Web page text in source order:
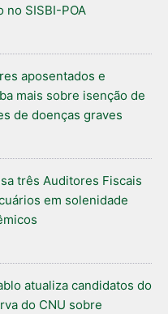
no SISBI-POA
aposentados e
mais sobre isenção de
de doenças graves
três Auditores Fiscais
em solenidade
atualiza candidatos do
do CNU sobre